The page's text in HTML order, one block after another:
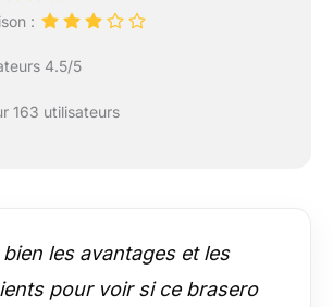
:
4.5/5
163 utilisateurs
bien les avantages et les
pour voir si ce brasero